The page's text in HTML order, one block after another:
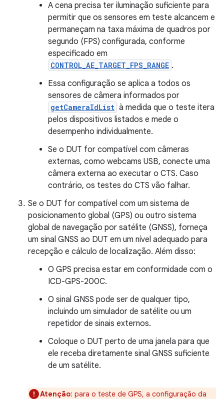
A cena precisa ter iluminação suficiente para
permitir que os sensores em teste alcancem e
permaneçam na taxa máxima de quadros por
segundo (FPS) configurada, conforme
especificado em
CONTROL_AE_TARGET_FPS_RANGE .
Essa configuração se aplica a todos os
sensores de câmera informados por
getCameraIdList à medida que o teste itera
pelos dispositivos listados e mede o
desempenho individualmente.
Se o DUT for compatível com câmeras
externas, como webcams USB, conecte uma
câmera externa ao executar o CTS. Caso
contrário, os testes do CTS vão falhar.
Se o DUT for compatível com um sistema de
posicionamento global (GPS) ou outro sistema
global de navegação por satélite (GNSS), forneça
um sinal GNSS ao DUT em um nível adequado para
recepção e cálculo de localização. Além disso:
O GPS precisa estar em conformidade com o
ICD-GPS-200C.
O sinal GNSS pode ser de qualquer tipo,
incluindo um simulador de satélite ou um
repetidor de sinais externos.
Coloque o DUT perto de uma janela para que
ele receba diretamente sinal GNSS suficiente
de um satélite.
Atenção: para o teste de GPS, a configuração da